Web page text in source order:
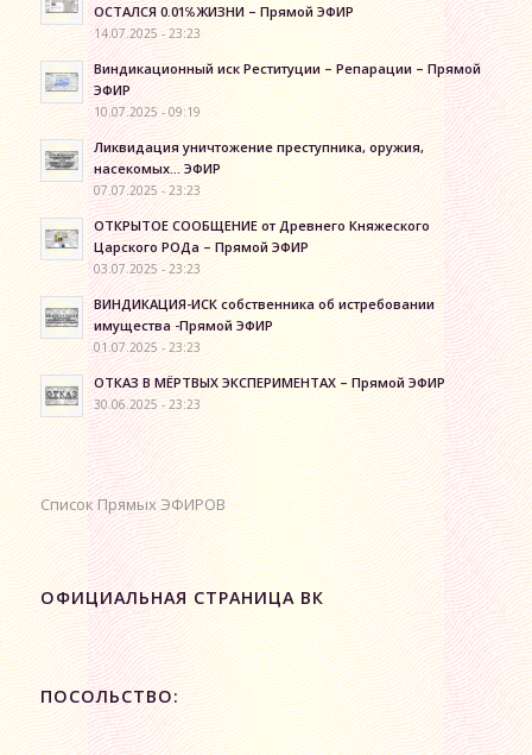
ОСТАЛСЯ 0.01℅ЖИЗНИ – Прямой ЭФИР
14.07.2025 - 23:23
Виндикационный иск Реституции – Репарации – Прямой
ЭФИР
10.07.2025 - 09:19
Ликвидация уничтожение преступника, оружия,
насекомых… ЭФИР
07.07.2025 - 23:23
ОТКРЫТОЕ СООБЩЕНИЕ от Древнего Княжеского
Царского РОДа – Прямой ЭФИР
03.07.2025 - 23:23
ВИНДИКАЦИЯ-ИСК собственника об истребовании
имущества -Прямой ЭФИР
01.07.2025 - 23:23
ОТКАЗ В МЁРТВЫХ ЭКСПЕРИМЕНТАХ – Прямой ЭФИР
30.06.2025 - 23:23
Список Прямых ЭФИРОВ
ОФИЦИАЛЬНАЯ СТРАНИЦА ВК
ПОСОЛЬСТВО: